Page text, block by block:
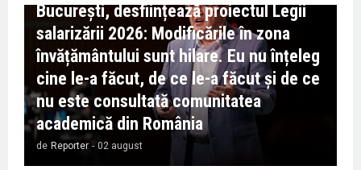
București, desființează proiectul Legii
salarizării 2026: Modificările în zona
învățământului sunt hilare. Eu nu înțeleg
cine le-a făcut, de ce le-a făcut și de ce
nu este consultată comunitatea
academică din România
de Reporter - 02 august